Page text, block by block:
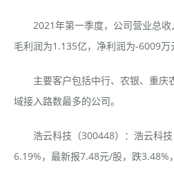
2021年第一季度，公司营业总收
毛利润为1.135亿，净利润为-6009万
主要客户包括中行、农银、重庆
域接入路数最多的公司。
浩云科技（300448）：浩云科技
6.19%，最新报7.48元/股，跌3.48%